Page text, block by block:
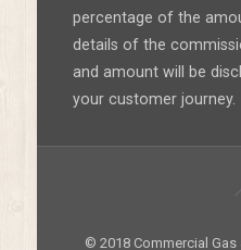
percentage of the
details of the
and amount will be
your customer journey.
© 2018 Commercial